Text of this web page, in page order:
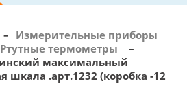
с 10:00 - 18:00
– Измерительные приборы
Ртутные термометры
–
максимальный
шкала .арт.1232 (коробка -12